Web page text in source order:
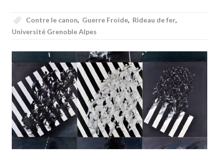
Contre le canon, Guerre Froide, Rideau de fer,
Université Grenoble Alpes